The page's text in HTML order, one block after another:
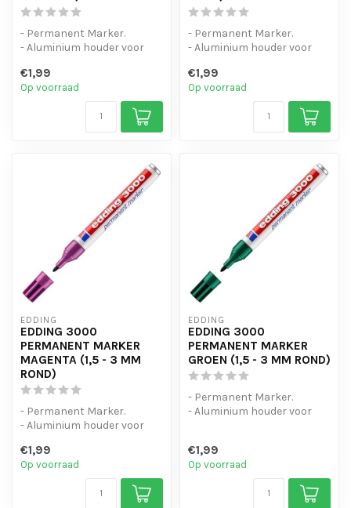
- Permanent Marker.
- Aluminium houder voor
- Zelfs natte e...
€1,99
Op voorraad
- Permanent Marker.
- Aluminium houder voor
- Zelfs natte e...
€1,99
Op voorraad
EDDING
EDDING 3000
PERMANENT MARKER
MAGENTA (1,5 - 3 MM
ROND)
- Permanent Marker.
- Aluminium houder voor
- Zelfs natte e...
€1,99
Op voorraad
EDDING
EDDING 3000
PERMANENT MARKER
GROEN (1,5 - 3 MM ROND)
- Permanent Marker.
- Aluminium houder voor
€1,99
Op voorraad